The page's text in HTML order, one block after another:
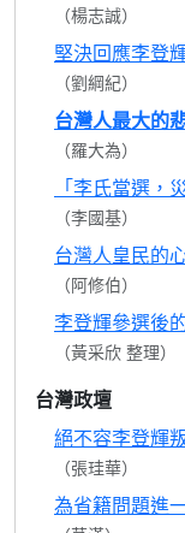
（楊志誠）
堅決回應李登
（劉綱紀）
台灣人最大的
（羅大為）
「李氏當選，
（李國基）
台灣人皇民的
（阿修伯）
李登輝參選後
（黃采欣 整理）
台灣政壇
絕不容李登輝
（張珪華）
為省籍問題進